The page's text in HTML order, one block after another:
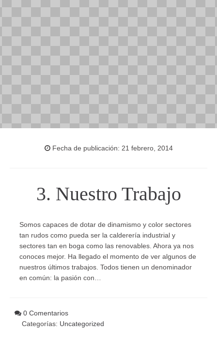
Fecha de publicación: 21 febrero, 2014
3. Nuestro Trabajo
Somos capaces de dotar de dinamismo y color sectores
tan rudos como pueda ser la calderería industrial y
sectores tan en boga como las renovables. Ahora ya nos
conoces mejor. Ha llegado el momento de ver algunos de
nuestros últimos trabajos. Todos tienen un denominador
en común: la pasión con…
0 Comentarios
Categorías: Uncategorized